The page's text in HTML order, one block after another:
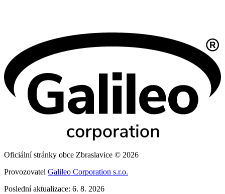
Oficiální stránky obce Zbraslavice © 2026
Provozovatel Galileo Corporation s.r.o.
Poslední aktualizace: 6. 8. 2026